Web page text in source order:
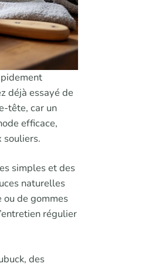
déjà essayé de
tête, car un
efficace,
souliers.
simples et des
naturelles
ou de gommes
régulier
des